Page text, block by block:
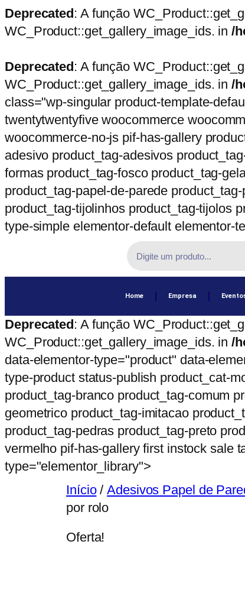
Deprecated: A função
WC_Product::get_gallery_image_ids. in/
Deprecated: A função
WC_Product::get_gallery_image_ids. in/
class="wp-singular product-template-
twentytwentyfive woocommerce
woocommerce-no-js pif-has-gallery
adesivo product_tag-adesivos
formas product_tag-fosco product_tag-
product_tag-papel-de-parede
product_tag-tijolinhos product_tag-tijolos
type-simple elementor-default elementor-
Home Empresa
Deprecated: A função
WC_Product::get_gallery_image_ids. in/
data-elementor-type="product" data-
type-product status-publish product_cat-
product_tag-branco product_tag-comum
geometrico product_tag-imitacao
product_tag-pedras product_tag-preto
vermelho pif-has-gallery first instock sale
type="elementor_library">
Início/Adesivos Papel de
por rolo
Oferta!